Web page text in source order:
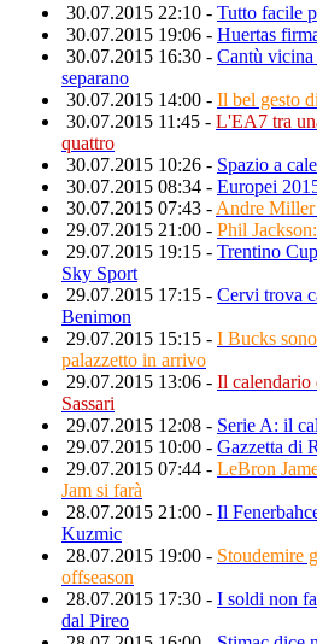
30.07.2015 22:10 - Tutto facile
30.07.2015 19:06 - Huertas
30.07.2015 16:30 - Cantù
separano
30.07.2015 14:00 - Il bel gesto
30.07.2015 11:45 - L'EA7 tra
quattro
30.07.2015 10:26 - Spazio a
30.07.2015 08:34 - Europei
30.07.2015 07:43 - Andre Miller
29.07.2015 21:00 - Phil
29.07.2015 19:15 - Trentino
Sky Sport
29.07.2015 17:15 - Cervi trova
Benimon
29.07.2015 15:15 - I Bucks
palazzetto in arrivo
29.07.2015 13:06 - Il calendario
Sassari
29.07.2015 12:08 - Serie A: il
29.07.2015 10:00 - Gazzetta di
29.07.2015 07:44 - LeBron
Jam si farà
28.07.2015 21:00 - Il
Kuzmic
28.07.2015 19:00 - Stoudemire
offseason
28.07.2015 17:30 - I soldi non
dal Pireo